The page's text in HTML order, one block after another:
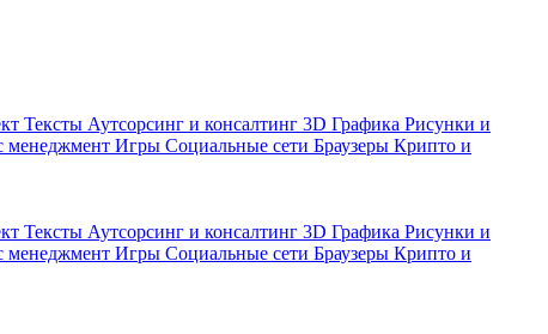
Тексты Аутсорсинг и консалтинг 3D Графика Рисунки и
менеджмент Игры Социальные сети Браузеры Крипто и
Тексты Аутсорсинг и консалтинг 3D Графика Рисунки и
менеджмент Игры Социальные сети Браузеры Крипто и